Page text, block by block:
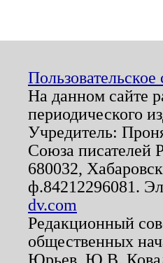
На данном сайте
периодического
Учредитель:
Союза писателей
680032,
ф.84212296081.
dv.com
Редакционный
общественных
Юрьев, Ю.В.